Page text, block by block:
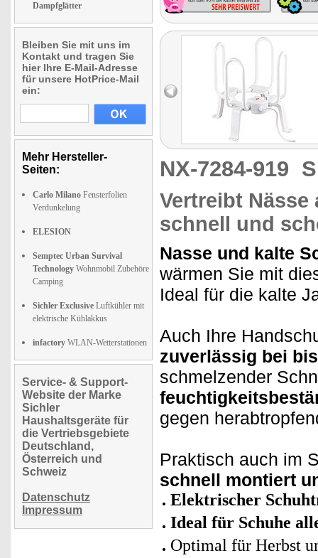
Dampfglätter
Bleiben Sie mit uns im
Kontakt und tragen Sie
hier Ihre E-Mail-Adresse
für unsere HotPrice-Mail
ein:
Mehr Hersteller-
Seiten:
Carlo Milano Fensterfolien
Verdunkelung
ELESION
Semptec Urban Survival
Technology Wohnmobil Zubehöre
Camping
Sichler Exclusive Luftkühler mit
elektrische Kühlakkus
infactory WLAN-Wetterstationen
Service- & Support-
Website der Marke
Sichler
Haushaltsgeräte für
die Vertriebsgebiete
Deutschland,
Österreich und
Schweiz
Datenschutz
Impressum
NX-7284-919
Vertreibt
schnell und
Nasse und kalte
wärmen Sie mit
Ideal für die kalte
Auch Ihre
zuverlässig bei
schmelzender
gegen
Praktisch auch im
schnell montiert
Elektrischer
Ideal für Schuhe
Optimal für Herbst